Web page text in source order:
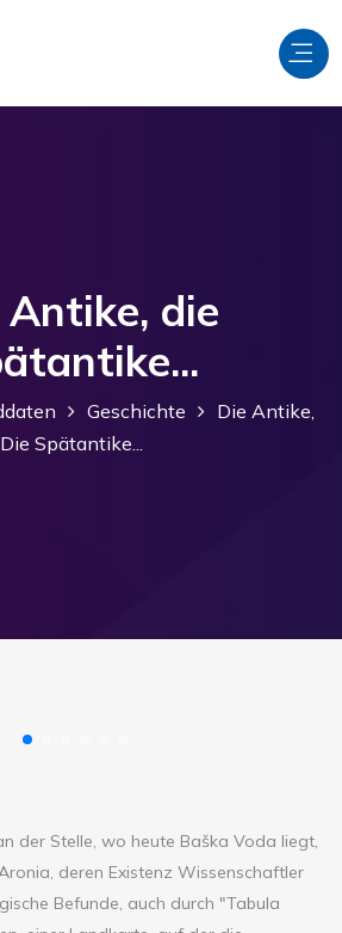
öffnen
Antike, die
Geschichte
Die Antike,
Die Spätantike...
der Stelle, wo heute Baška Voda liegt,
deren Existenz Wissenschaftler
Befunde, auch durch "Tabula